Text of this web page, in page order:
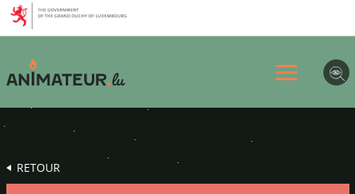
Aller
au
menu
principal
Aller
au
contenu
Aller
au
pied
page
RETOUR